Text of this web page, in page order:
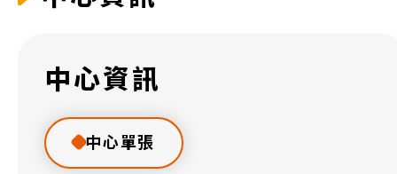
中心資訊
中心單張